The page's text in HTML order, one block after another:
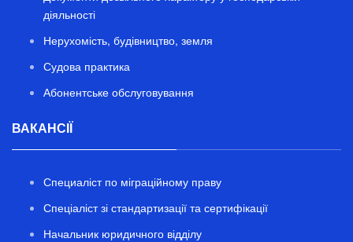
діяльності
Нерухомість, будівництво, земля
Судова практика
Абонентське обслуговування
ВАКАНСІЇ
Специаліст по міграційному праву
Спеціаліст зі стандартизації та сертифікації
Начальник юридичного відділу